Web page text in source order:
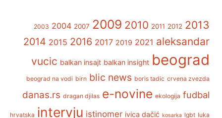
2003 2004 2007 2009 2010 2011 2012 2013
2014 2015 2016 2017 2019 2021 aleksandar
vucic balkan insajt balkan insight beograd
beograd na vodi birn blic news boris tadic crvena zvezda
danas.rs dragan djilas e-novine ekologija fudbal
hrvatska intervju istinomer ivica dačić kosarka lgbt luka